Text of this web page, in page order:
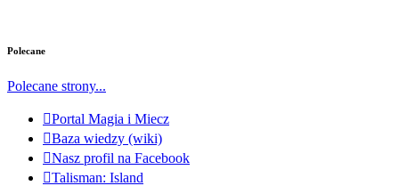
Polecane
Polecane strony...
Portal Magia i Miecz
Baza wiedzy (wiki)
Nasz profil na Facebook
Talisman: Island